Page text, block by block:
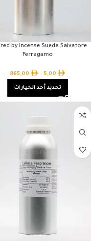
by Incense Suede Salvatore
Ferragamo
5,00
–
865,00
تحديد أحد الخيارات